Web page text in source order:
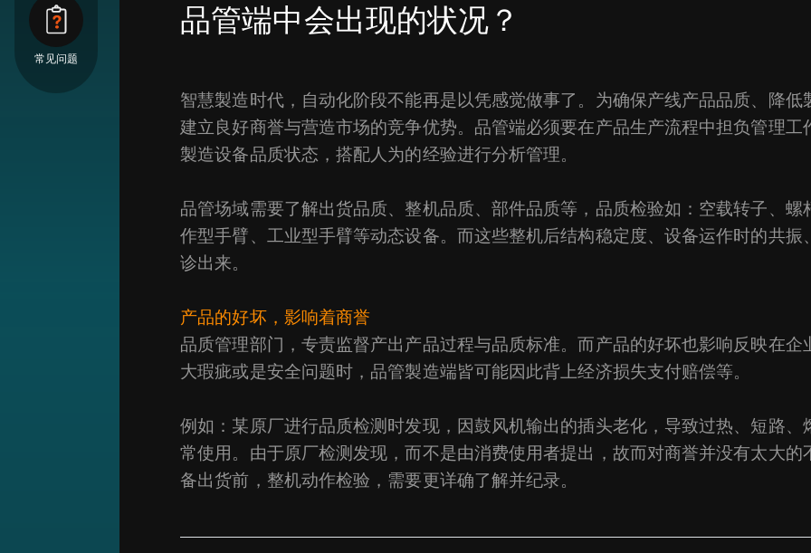
常见问题
品管端中会出现的状况？
智慧製造时代，自动化阶段不能再是以凭感觉做事了。为确保产线产品品质、降
建立良好商誉与营造市场的竞争优势。品管端必须要在产品生产流程中担负管理
製造设备品质状态，搭配人为的经验进行分析管理。
品管场域需要了解出货品质、整机品质、部件品质等，品质检验如：空载转子、
作型手臂、工业型手臂等动态设备。而这些整机后结构稳定度、设备运作时的共
诊出来。
产品的好坏，影响着商誉
品质管理部门，专责监督产出产品过程与品质标准。而产品的好坏也影响反映在
大瑕疵或是安全问题时，品管製造端皆可能因此背上经济损失支付赔偿等。
例如：某原厂进行品质检测时发现，因鼓风机输出的插头老化，导致过热、短路
常使用。由于原厂检测发现，而不是由消费使用者提出，故而对商誉并没有太大
备出货前，整机动作检验，需要更详确了解并纪录。